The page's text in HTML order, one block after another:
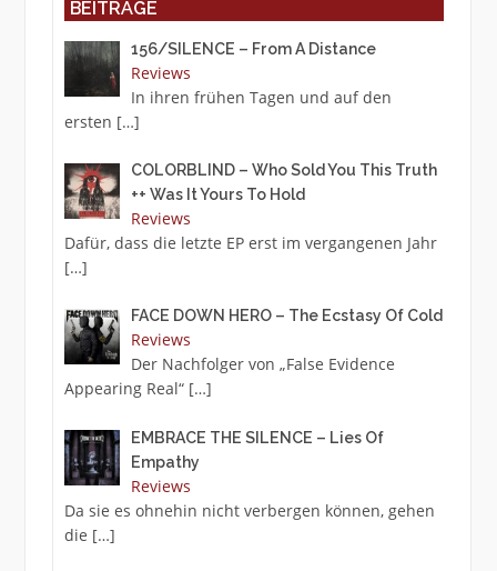
BEITRÄGE
156/SILENCE – From A Distance
Reviews
In ihren frühen Tagen und auf den
ersten […]
COLORBLIND – Who Sold You This Truth
++ Was It Yours To Hold
Reviews
Dafür, dass die letzte EP erst im vergangenen Jahr
[…]
FACE DOWN HERO – The Ecstasy Of Cold
Reviews
Der Nachfolger von „False Evidence
Appearing Real“ […]
EMBRACE THE SILENCE – Lies Of
Empathy
Reviews
Da sie es ohnehin nicht verbergen können, gehen
die […]